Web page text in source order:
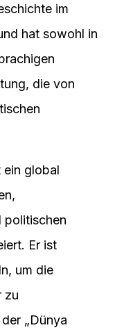
im
hat sowohl in
die von
ein global
politischen
Er ist
um die
zu
„Dünya